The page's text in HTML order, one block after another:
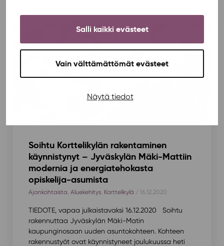
Salli kaikki evästeet
Vain välttämättömät evästeet
Näytä tiedot
Soihtu Korttelikylän rakentaminen
käynnistynyt – Jyväskylän Mäki-Mattiin
modernia ja energiatehokasta
opiskelija-asumista
Ajankohtaista Aluekehitys, Korttelikylä / 16.12.2020
TIEDOTE, vapaa julkaistavaksi 16.12.2020 Soihtu
rakennuttaa Jyväskylän Mäki-Matin
kaupunginosaan uuden asuntokohteen. Kohteen
rakennustyöt ovat käynnistyneet joulukuussa heti